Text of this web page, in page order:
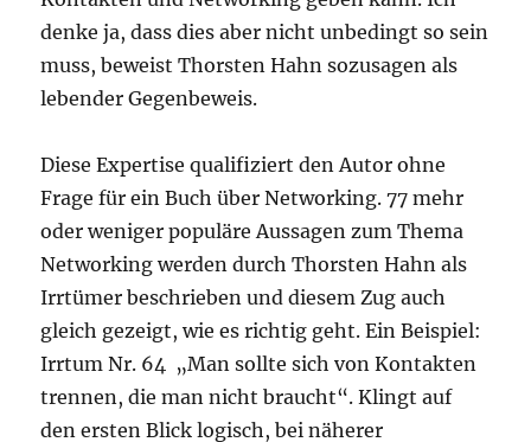
denke ja, dass dies aber nicht unbedingt so sein
muss, beweist Thorsten Hahn sozusagen als
lebender Gegenbeweis.
Diese Expertise qualifiziert den Autor ohne
Frage für ein Buch über Networking. 77 mehr
oder weniger populäre Aussagen zum Thema
Networking werden durch Thorsten Hahn als
Irrtümer beschrieben und diesem Zug auch
gleich gezeigt, wie es richtig geht. Ein Beispiel:
Irrtum Nr. 64 „Man sollte sich von Kontakten
trennen, die man nicht braucht“. Klingt auf
den ersten Blick logisch, bei näherer